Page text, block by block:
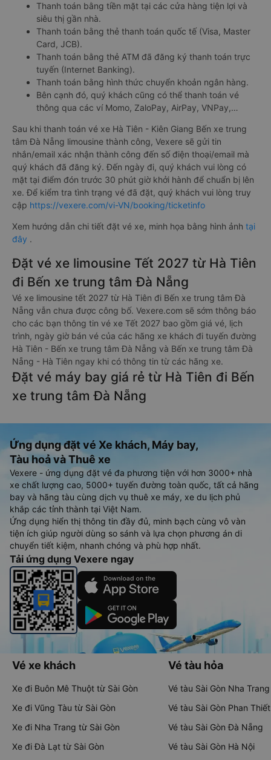
Thanh toán bằng tiền mặt tại các cửa hàng tiện lợi và
siêu thị gần nhà.
Thanh toán bằng thẻ thanh toán quốc tế (Visa, Master
Card, JCB).
Thanh toán bằng thẻ ATM đã đăng ký thanh toán trực
tuyến (Internet Banking).
Thanh toán bằng hình thức chuyển khoản ngân hàng.
Bên cạnh đó, quý khách cũng có thể thanh toán vé
thông qua các ví Momo, ZaloPay, AirPay, VNPay,…
Sau khi thanh toán vé xe Hà Tiên - Kiên Giang Bến xe trung
tâm Đà Nẵng limousine thành công, Vexere sẽ gửi tin
nhắn/email xác nhận thành công đến số điện thoại/email mà
quý khách đã đăng ký. Đến ngày đi, quý khách vui lòng có
mặt tại điểm đón trước 30 phút giờ khởi hành để chuẩn bị lên
xe. Để kiểm tra tình trạng vé đã đặt, quý khách vui lòng truy
cập https://vexere.com/vi-VN/booking/ticketinfo
Xem hướng dẫn chi tiết đặt vé xe, minh họa bằng hình ảnh tại
đây .
Đặt vé xe limousine Tết 2027 từ Hà Tiên
đi Bến xe trung tâm Đà Nẵng
Vé xe limousine tết 2027 từ Hà Tiên đi Bến xe trung tâm Đà
Nẵng vẫn chưa được công bố. Vexere.com sẽ sớm thông báo
cho các bạn thông tin vé xe Tết 2027 bao gồm giá vé, lịch
trình, ngày giờ bán vé của các hãng xe khách đi tuyến đường
Hà Tiên - Bến xe trung tâm Đà Nẵng và Bến xe trung tâm Đà
Nẵng - Hà Tiên ngay khi có thông tin từ các hãng xe.
Đặt vé máy bay giá rẻ từ Hà Tiên đi Bến
xe trung tâm Đà Nẵng
Ứng dụng đặt vé Xe khách, Máy bay,
Tàu hoả và Thuê xe
Vexere - ứng dụng đặt vé đa phương tiện với hơn 3000+ nhà
xe chất lượng cao, 5000+ tuyến đường toàn quốc, tất cả hãng
bay và hãng tàu cùng dịch vụ thuê xe máy, xe du lịch phủ
khắp các tỉnh thành tại Việt Nam.
Ứng dụng hiển thị thông tin đầy đủ, minh bạch cùng vô vàn
tiện ích giúp người dùng so sánh và lựa chọn phương án di
chuyển tiết kiệm, nhanh chóng và phù hợp nhất.
Tải ứng dụng Vexere ngay
Vé xe khách
Xe đi Buôn Mê Thuột từ Sài Gòn
Xe đi Vũng Tàu từ Sài Gòn
Xe đi Nha Trang từ Sài Gòn
Xe đi Đà Lạt từ Sài Gòn
Vé tàu hỏa
Vé tàu Sài Gòn Nha Trang
Vé tàu Sài Gòn Phan Thiết
Vé tàu Sài Gòn Đà Nẵng
Vé tàu Sài Gòn Hà Nội